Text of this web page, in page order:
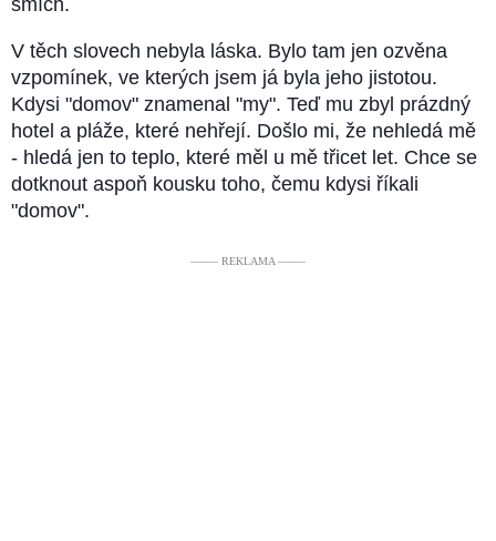
smích.
V těch slovech nebyla láska. Bylo tam jen ozvěna
vzpomínek, ve kterých jsem já byla jeho jistotou.
Kdysi "domov" znamenal "my". Teď mu zbyl prázdný
hotel a pláže, které nehřejí. Došlo mi, že nehledá mě
- hledá jen to teplo, které měl u mě třicet let. Chce se
dotknout aspoň kousku toho, čemu kdysi říkali
"domov".
––––– REKLAMA –––––